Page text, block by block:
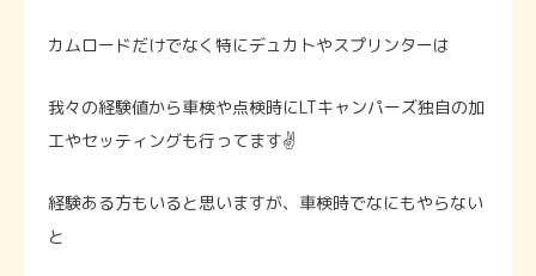
カムロードだけでなく特にデュカトやスプリンターは
我々の経験値から車検や点検時にLTキャンパーズ独自の加
工やセッティングも行ってます✌️
経験ある方もいると思いますが、車検時でなにもやらない
と